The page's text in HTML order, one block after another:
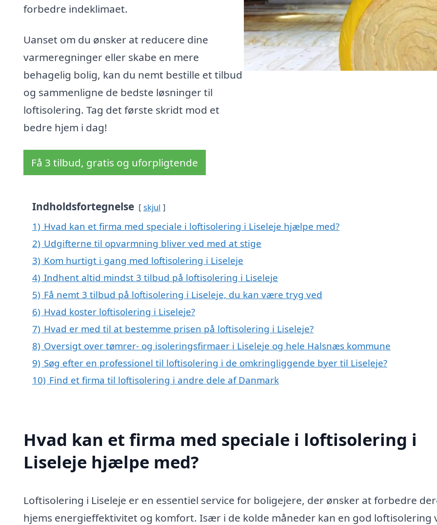
forbedre indeklimaet.
Uanset om du ønsker at reducere dine
varmeregninger eller skabe en mere
behagelig bolig, kan du nemt bestille et tilbud
og sammenligne de bedste løsninger til
loftisolering. Tag det første skridt mod et
bedre hjem i dag!
Få 3 tilbud, gratis og uforpligtende
Indholdsfortegnelse skjul
1) Hvad kan et firma med speciale i loftisolering i Liseleje hjælpe med?
2) Udgifterne til opvarmning bliver ved med at stige
3) Kom hurtigt i gang med loftisolering i Liseleje
4) Indhent altid mindst 3 tilbud på loftisolering i Liseleje
5) Få nemt 3 tilbud på loftisolering i Liseleje, du kan være tryg ved
6) Hvad koster loftisolering i Liseleje?
7) Hvad er med til at bestemme prisen på loftisolering i Liseleje?
8) Oversigt over tømrer- og isoleringsfirmaer i Liseleje og hele Halsnæs kommune
9) Søg efter en professionel til loftisolering i de omkringliggende byer til Liseleje?
10) Find et firma til loftisolering i andre dele af Danmark
Hvad kan et firma med speciale i loftisolering i
Liseleje hjælpe med?
Loftisolering i Liseleje er en essentiel service for boligejere, der ønsker at forbedre
hjems energieffektivitet og komfort. Især i de kolde måneder kan en god loftisolering